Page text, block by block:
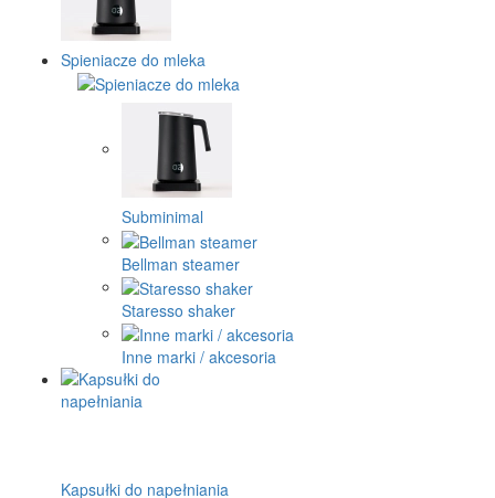
Spieniacze do mleka
Subminimal
Bellman steamer
Staresso shaker
Inne marki / akcesoria
Kapsułki do napełniania